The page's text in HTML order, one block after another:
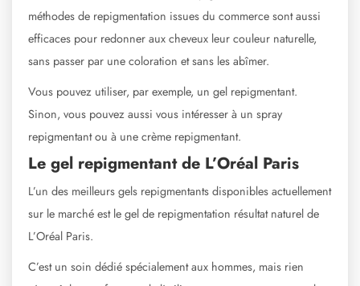
méthodes de repigmentation issues du commerce sont aussi
efficaces pour redonner aux cheveux leur couleur naturelle,
sans passer par une coloration et sans les abîmer.
Vous pouvez utiliser, par exemple, un gel repigmentant.
Sinon, vous pouvez aussi vous intéresser à un spray
repigmentant ou à une crème repigmentant.
Le gel repigmentant de L’Oréal Paris
L’un des meilleurs gels repigmentants disponibles actuellement
sur le marché est le gel de repigmentation résultat naturel de
L’Oréal Paris.
C’est un soin dédié spécialement aux hommes, mais rien